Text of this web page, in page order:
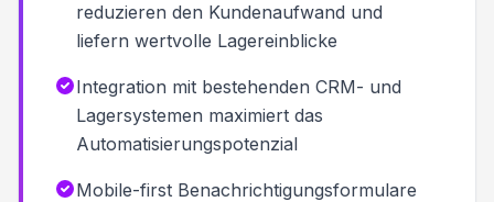
reduzieren den Kundenaufwand und
liefern wertvolle Lagereinblicke
Integration mit bestehenden CRM- und
Lagersystemen maximiert das
Automatisierungspotenzial
Mobile-first Benachrichtigungsformulare